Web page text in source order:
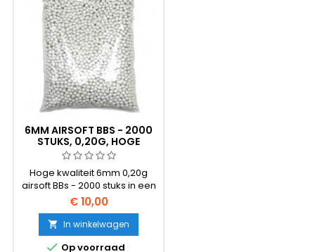
6MM AIRSOFT BBS - 2000
STUKS, 0,20G, HOGE
KWALITEIT
Hoge kwaliteit 6mm 0,20g
airsoft BBs - 2000 stuks in een
zak. Het standaard universele
BB-gewicht, compatibel met
vrijwel alle AEG geweren en
veergedreven wapens.
Gladde naadloze oppervlak,
€ 10,00
 In winkelwagen
 Op voorraad